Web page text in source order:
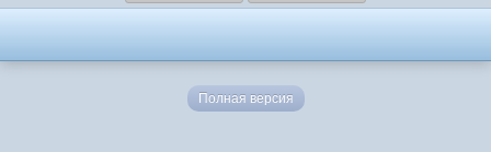
Полная версия